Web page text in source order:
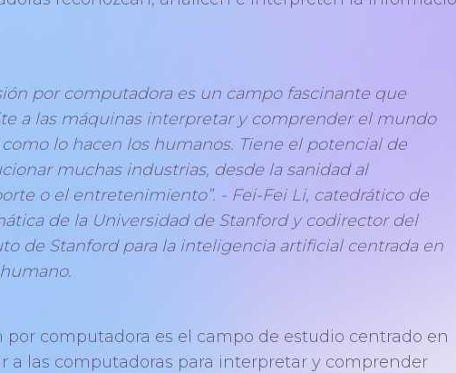
por computadora es un campo fascinante que
a las máquinas interpretar y comprender el mundo
lo hacen los humanos. Tiene el potencial de
muchas industrias, desde la sanidad al
o el entretenimiento”. - Fei-Fei Li, catedrático de
de la Universidad de Stanford y codirector del
de Stanford para la inteligencia artificial centrada en
por computadora es el campo de estudio centrado en
a las computadoras para interpretar y comprender